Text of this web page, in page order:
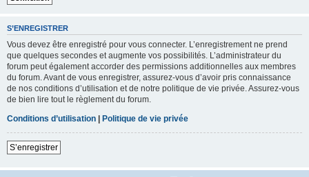
S’ENREGISTRER
Vous devez être enregistré pour vous connecter. L’enregistrement ne prend
que quelques secondes et augmente vos possibilités. L’administrateur du
forum peut également accorder des permissions additionnelles aux membres
du forum. Avant de vous enregistrer, assurez-vous d’avoir pris connaissance
de nos conditions d’utilisation et de notre politique de vie privée. Assurez-vous
de bien lire tout le règlement du forum.
Conditions d’utilisation | Politique de vie privée
S’enregistrer